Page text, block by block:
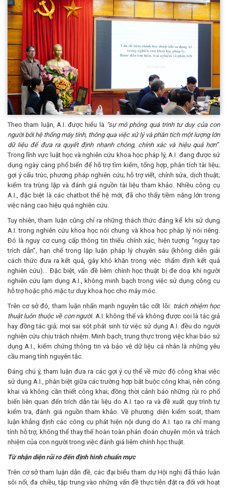
Theo tham luận, A.I. được hiểu là “sự mô phỏng quá trình tư duy của con
người bởi hệ thống máy tính, thông qua việc xử lý và phân tích một lượng lớn
dữ liệu để đưa ra quyết định nhanh chóng, chính xác và hiệu quả hơn”.
Trong lĩnh vực luật học và nghiên cứu khoa học pháp lý, A.I. đang được sử
dụng ngày càng phổ biến để hỗ trợ tìm kiếm, tổng hợp, phân tích tài liệu;
gợi ý cấu trúc, phương pháp nghiên cứu; hỗ trợ viết, chỉnh sửa, dịch thuật;
kiểm tra trùng lặp và đánh giá nguồn tài liệu tham khảo. Nhiều công cụ
A.I., đặc biệt là các chatbot thế hệ mới, đã cho thấy tiềm năng lớn trong
việc nâng cao hiệu quả nghiên cứu.
Tuy nhiên, tham luận cũng chỉ ra những thách thức đáng kể khi sử dụng
A.I. trong nghiên cứu khoa học nói chung và khoa học pháp lý nói riêng.
Đó là nguy cơ cung cấp thông tin thiếu chính xác, hiện tượng “nguỵ tạo
trích dẫn”, hạn chế trong lập luận pháp lý chuyên sâu (không diễn giải
cách thức đưa ra kết quả, gây khó khăn trong việc thẩm định kết quả
nghiên cứu)... Đặc biệt, vấn đề liêm chính học thuật bị đe doạ khi người
nghiên cứu lạm dụng A.I., không minh bạch trong việc sử dụng công cụ
hỗ trợ hoặc phó mặc tư duy khoa học cho máy móc.
Trên cơ sở đó, tham luận nhấn mạnh nguyên tắc cốt lõi: trách nhiệm học
thuật luôn thuộc về con người. A.I. không thể và không được coi là tác giả
hay đồng tác giả; mọi sai sót phát sinh từ việc sử dụng A.I. đều do người
nghiên cứu chịu trách nhiệm. Minh bạch, trung thực trong việc khai báo sử
dụng A.I., kiểm chứng thông tin và bảo vệ dữ liệu cá nhân là những yêu
cầu mang tính nguyên tắc.
Đáng chú ý, tham luận đưa ra các gợi ý cụ thể về mức độ công khai việc
sử dụng A.I., phân biệt giữa các trường hợp bắt buộc công khai, nên công
khai và không cần thiết công khai; đồng thời cảnh báo những rủi ro phổ
biến liên quan đến trích dẫn tài liệu do A.I. tạo ra và đề xuất quy trình tự
kiểm tra, đánh giá nguồn tham khảo. Về phương diện kiểm soát, tham
luận khẳng định các công cụ phát hiện nội dung do A.I. tạo ra chỉ mang
tính hỗ trợ, không thể thay thế hoàn toàn phán đoán chuyên môn và trách
nhiệm của con người trong việc đánh giá liêm chính học thuật.
Từ nhận diện rủi ro đến định hình chuẩn mực
Trên cơ sở tham luận dẫn đề, các đại biểu tham dự Hội nghị đã thảo luận
sôi nổi, đa chiều, tập trung vào những vấn đề thực tiễn đặt ra đối với hoạt